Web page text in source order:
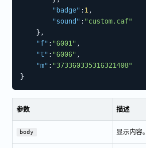
"badge" : 1 ,
"sound" : "custom.caf"
} ,
"f" : "6001" ,
"t" : "6006" ,
"m" : "373360335316321408"
}
参数 描述
body 显示内容。